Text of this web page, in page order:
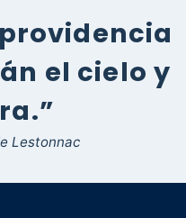
el cielo y
Lestonnac